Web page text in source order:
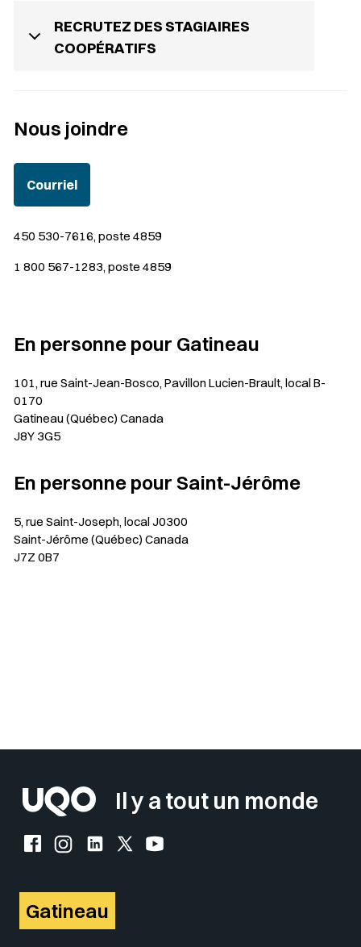
RECRUTEZ DES STAGIAIRES
COOPÉRATIFS
Nous joindre
Courriel
450 530-7616, poste 4859
1 800 567-1283, poste 4859
En personne pour Gatineau
101, rue Saint-Jean-Bosco, Pavillon Lucien-Brault, local B-
0170
Gatineau (Québec) Canada
J8Y 3G5
En personne pour Saint-Jérôme
5, rue Saint-Joseph, local J0300
Saint-Jérôme (Québec) Canada
J7Z 0B7
Il y a tout un monde
Facebook de l'UQO
Instagram de l'UQO
LinkedIn de l'UQO
X (Twitter) de l'UQO
YouTube de l'UQO
Gatineau